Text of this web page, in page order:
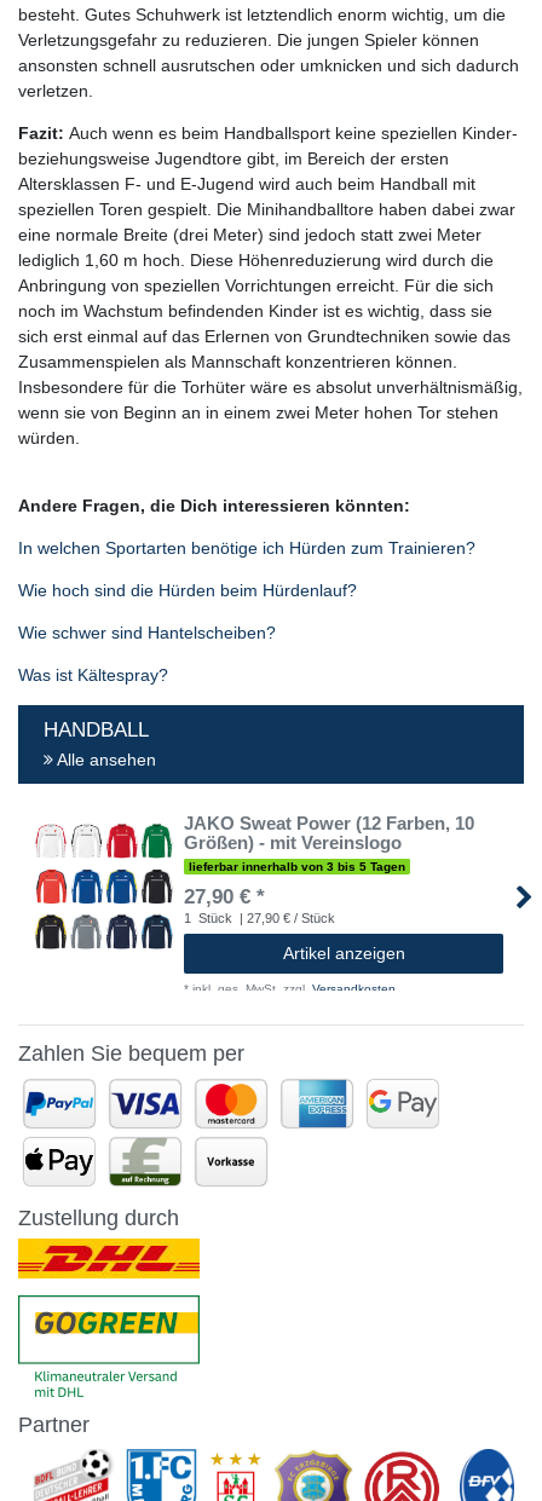
besteht. Gutes Schuhwerk ist letztendlich enorm wichtig, um die
Verletzungsgefahr zu reduzieren. Die jungen Spieler können
ansonsten schnell ausrutschen oder umknicken und sich dadurch
verletzen.
Fazit: Auch wenn es beim Handballsport keine speziellen Kinder-
beziehungsweise Jugendtore gibt, im Bereich der ersten
Altersklassen F- und E-Jugend wird auch beim Handball mit
speziellen Toren gespielt. Die Minihandballtore haben dabei zwar
eine normale Breite (drei Meter) sind jedoch statt zwei Meter
lediglich 1,60 m hoch. Diese Höhenreduzierung wird durch die
Anbringung von speziellen Vorrichtungen erreicht. Für die sich
noch im Wachstum befindenden Kinder ist es wichtig, dass sie
sich erst einmal auf das Erlernen von Grundtechniken sowie das
Zusammenspielen als Mannschaft konzentrieren können.
Insbesondere für die Torhüter wäre es absolut unverhältnismäßig,
wenn sie von Beginn an in einem zwei Meter hohen Tor stehen
würden.
Andere Fragen, die Dich interessieren könnten:
In welchen Sportarten benötige ich Hürden zum Trainieren?
Wie hoch sind die Hürden beim Hürdenlauf?
Wie schwer sind Hantelscheiben?
Was ist Kältespray?
HANDBALL
Alle ansehen
JAKO Sweat Power (12 Farben, 10
Größen) - mit Vereinslogo
lieferbar innerhalb von 3 bis 5 Tagen
27,90 € *
1 Stück | 27,90 € / Stück
Artikel anzeigen
* inkl. ges. MwSt. zzgl. Versandkosten
Zahlen Sie bequem per
Zustellung durch
Partner